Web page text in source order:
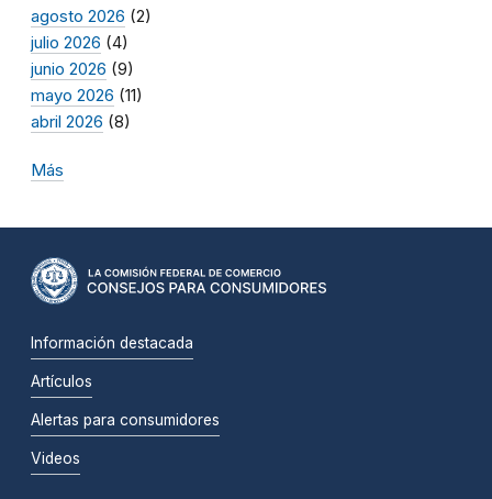
agosto 2026 (2)
julio 2026 (4)
junio 2026 (9)
mayo 2026 (11)
abril 2026 (8)
Más
Información destacada
Artículos
Alertas para consumidores
Videos